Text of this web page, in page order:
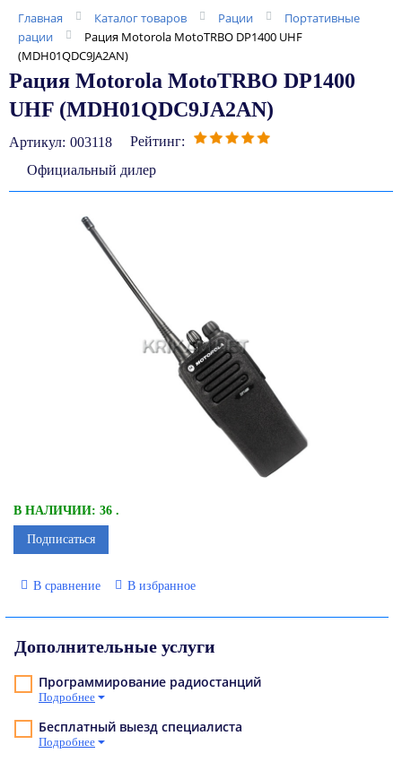
Главная Каталог товаров Рации
Портативные
рации
Рация Motorola MotoTRBO DP1400 UHF
(MDH01QDC9JA2AN)
Рация Motorola MotoTRBO DP1400
UHF (MDH01QDC9JA2AN)
Артикул: 003118
Рейтинг:
Официальный дилер
В НАЛИЧИИ: 36 .
Подписаться
В сравнение В избранное
Дополнительные услуги
Программирование радиостанций
Подробнее
Бесплатный выезд специалиста
Подробнее